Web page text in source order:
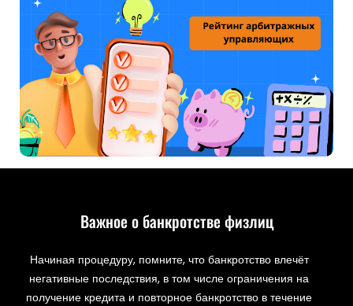
Важное о банкротстве физлиц
Начиная процедуру, помните, что банкротство влечёт
негативные последствия, в том числе ограничения на
получение кредита и повторное банкротство в течение